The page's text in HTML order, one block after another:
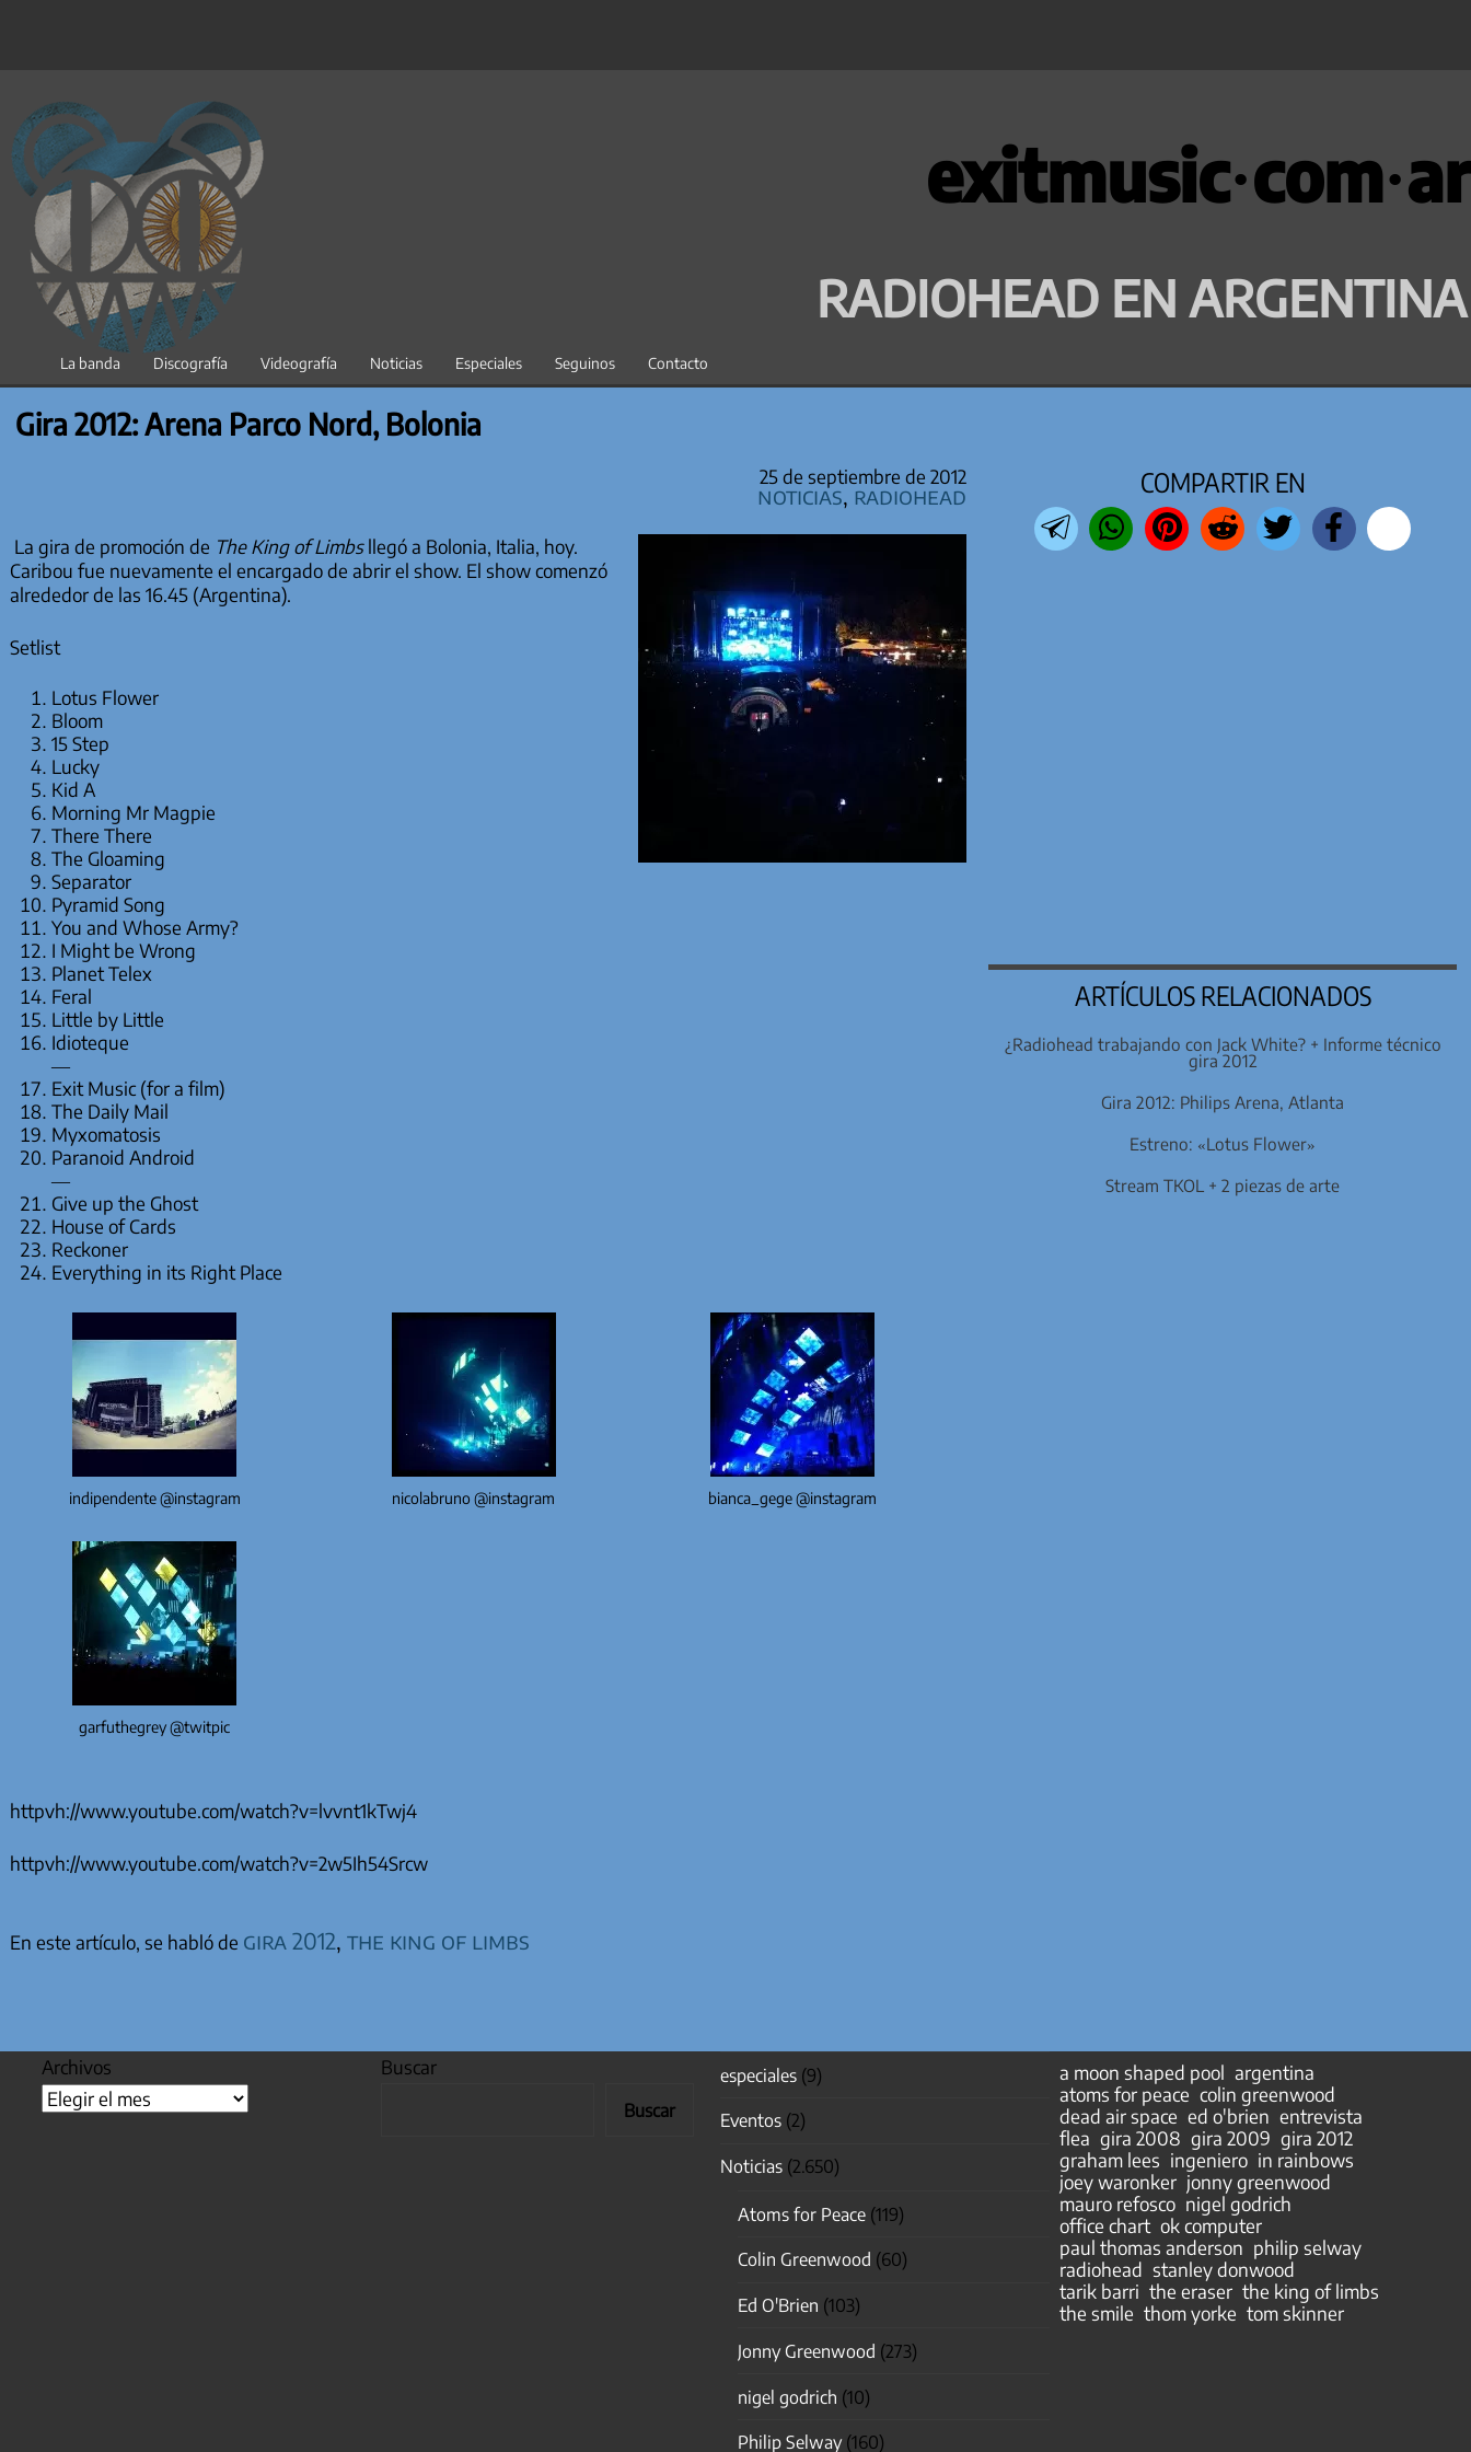
contenido
exitmusic·com·ar
RADIOHEAD EN ARGENTINA
La banda Discografía Videografía Noticias Especiales Seguinos Contacto
Gira 2012: Arena Parco Nord, Bolonia
25 de septiembre de 2012
Noticias Radiohead
La gira de promoción de The King of Limbsllegó a Bolonia, Italia, hoy.
Caribou fue nuevamente el encargado de abrir el show. El show comenzó
alrededor de las 16.45 (Argentina).
Setlist
Lotus Flower
Bloom
15 Step
Lucky
Kid A
Morning Mr Magpie
There There
The Gloaming
Separator
Pyramid Song
You and Whose Army?
I Might be Wrong
Planet Telex
Feral
Little by Little
Idioteque
—
Exit Music (for a film)
The Daily Mail
Myxomatosis
Paranoid Android
—
Give up the Ghost
House of Cards
Reckoner
Everything in its Right Place
indipendente @instagram nicolabruno @instagram bianca_gege @instagram
garfuthegrey @twitpic
httpvh://www.youtube.com/watch?v=lvvnt1kTwj4
httpvh://www.youtube.com/watch?v=2w5Ih54Srcw
En este artículo, se habló de gira 2012, the king of limbs
COMPARTIR EN
ARTÍCULOS RELACIONADOS
¿Radiohead trabajando con Jack White? + Informe técnico
gira 2012
Gira 2012: Philips Arena, Atlanta
Estreno: «Lotus Flower»
Stream TKOL + 2 piezas de arte
Archivos Buscar
Buscar
especiales(9)
Eventos(2)
Noticias(2.650)
Atoms for Peace(119)
Colin Greenwood (60)
Ed O'Brien (103)
Jonny Greenwood (273)
nigel godrich (10)
Philip Selway(160)
a moon shaped pool argentina
atoms for peace colin greenwood
dead air space ed o'brien entrevista
flea gira 2008 gira 2009 gira 2012
graham lees ingeniero in rainbows
joey waronker jonny greenwood
mauro refosco nigel godrich
office chart ok computer
paul thomas anderson philip selway
radiohead stanley donwood
tarik barri the eraser the king of limbs
the smile thom yorke tom skinner